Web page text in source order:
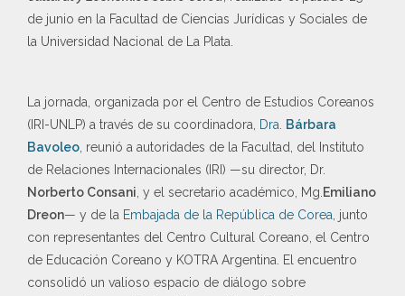
de junio en la Facultad de Ciencias Jurídicas y Sociales de
la Universidad Nacional de La Plata.
La jornada, organizada por el Centro de Estudios Coreanos
(IRI-UNLP) a través de su coordinadora, Dra. Bárbara
Bavoleo, reunió a autoridades de la Facultad, del Instituto
de Relaciones Internacionales (IRI) —su director, Dr.
Norberto Consani, y el secretario académico, Mg.Emiliano
Dreon— y de la Embajada de la República de Corea, junto
con representantes del Centro Cultural Coreano, el Centro
de Educación Coreano y KOTRA Argentina. El encuentro
consolidó un valioso espacio de diálogo sobre